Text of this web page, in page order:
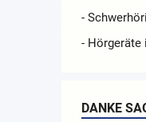
-
- Hörgeräte
DANKE